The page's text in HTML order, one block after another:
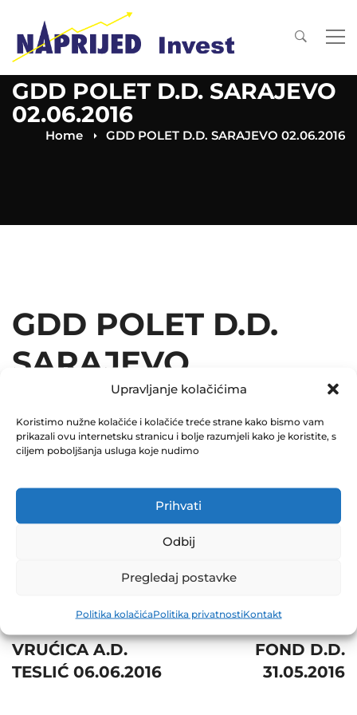
Upravljanje kolačićima
Koristimo nužne kolačiće i kolačiće treće strane kako bismo vam
prikazali ovu internetsku stranicu i bolje razumjeli kako je koristite, s
ciljem poboljšanja usluga koje nudimo
Prihvati
Odbij
Pregledaj postavke
Politika kolačićaPolitika privatnostiKontakt
GDD POLET D.D. SARAJEVO
02.06.2016
Home GDD POLET D.D. SARAJEVO 02.06.2016
GDD POLET D.D.
SARAJEVO
02.06.2016
December 31, 2016
0 Comments
Share
navigation
VRUĆICA A.D.
TESLIĆ 06.06.2016
FOND D.D.
31.05.2016